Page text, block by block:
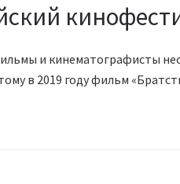
и кинематографисты
в 2019 году фильм